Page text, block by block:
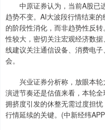
中原证券认为，当前A股已
趋势不变。AI大波段行情结束
的阶段性消化，而非趋势性反
性较大，密切关注宏观经济数
线建议关注通信设备、消费电
会。
兴业证券分析称，放眼本轮
演进节奏还是估值来看，本轮
拥挤度引发的休整无需过度担
行情延续的关键。(中新经纬